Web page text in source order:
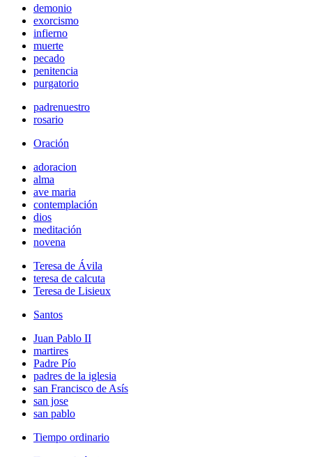
demonio
exorcismo
infierno
muerte
pecado
penitencia
purgatorio
padrenuestro
rosario
Oración
adoracion
alma
ave maria
contemplación
dios
meditación
novena
Teresa de Ávila
teresa de calcuta
Teresa de Lisieux
Santos
Juan Pablo II
martires
Padre Pío
padres de la iglesia
san Francisco de Asís
san jose
san pablo
Tiempo ordinario